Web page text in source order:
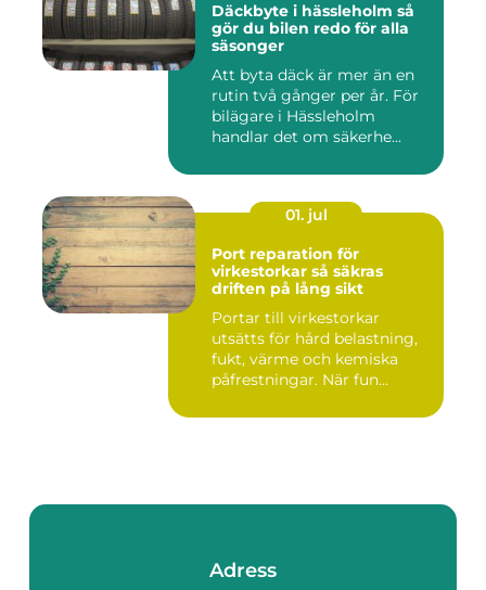
Däckbyte i hässleholm så
gör du bilen redo för alla
säsonger
Att byta däck är mer än en
rutin två gånger per år. För
bilägare i Hässleholm
handlar det om säkerhe...
01. jul
Port reparation för
virkestorkar så säkras
driften på lång sikt
Portar till virkestorkar
utsätts för hård belastning,
fukt, värme och kemiska
påfrestningar. När fun...
Adress